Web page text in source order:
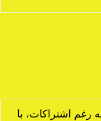
اشتراکات، با